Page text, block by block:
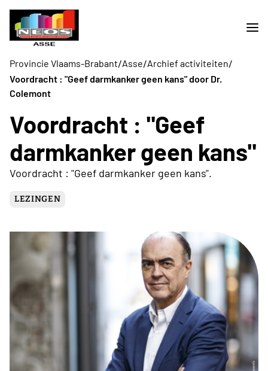
Provincie Vlaams-Brabant/Asse/Archief activiteiten/
Voordracht : "Geef darmkanker geen kans" door Dr.
Colemont
Voordracht : "Geef
darmkanker geen kans"
Voordracht : "Geef darmkanker geen kans".
LEZINGEN